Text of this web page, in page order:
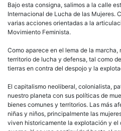
Bajo esta consigna, salimos a la calle
Internacional de Lucha de las Mujeres.
varias acciones orientadas a la
Movimiento Feminista.
Como aparece en el lema de la
territorio de lucha y defensa, tal como
tierras en contra del despojo y la
El capitalismo neoliberal, colonialista,
nuestro planeta con sus políticas de
bienes comunes y territorios. Las más
niñas y niños, principalmente las
viven historicamente la explotación y el